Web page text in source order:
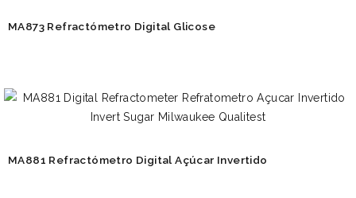
MA873 Refractómetro Digital Glicose
MA881 Refractómetro Digital Açúcar Invertido